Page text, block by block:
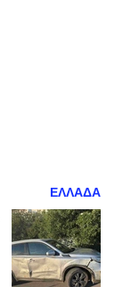
ΕΛΛΑΔΑ